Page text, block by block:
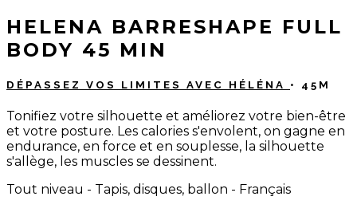
HELENA BARRESHAPE FULL
BODY 45 MIN
DÉPASSEZ VOS LIMITES AVEC HÉLÉNA • 45M
Tonifiez votre silhouette et améliorez votre bien-être
et votre posture. Les calories s'envolent, on gagne en
endurance, en force et en souplesse, la silhouette
s'allège, les muscles se dessinent.
Tout niveau - Tapis, disques, ballon - Français